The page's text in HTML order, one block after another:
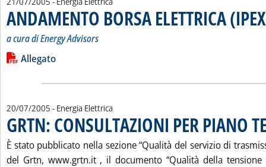
ANDAMENTO BORSA ELETTRICA
a cura di Energy Advisors
Leggi tutta la notizia: 'ANDAMENTO BORSA ELETTRICA (IPEX)'
Lista allegati PDF alla notizia
Allegato
20/07/2005 - Energia Elettrica
GRTN: CONSULTAZIONI PER PIANO
È stato pubblicato nella sezione “Qualità del servizio di
del Grtn, www.grtn.it , il documento “Qualità della tensione